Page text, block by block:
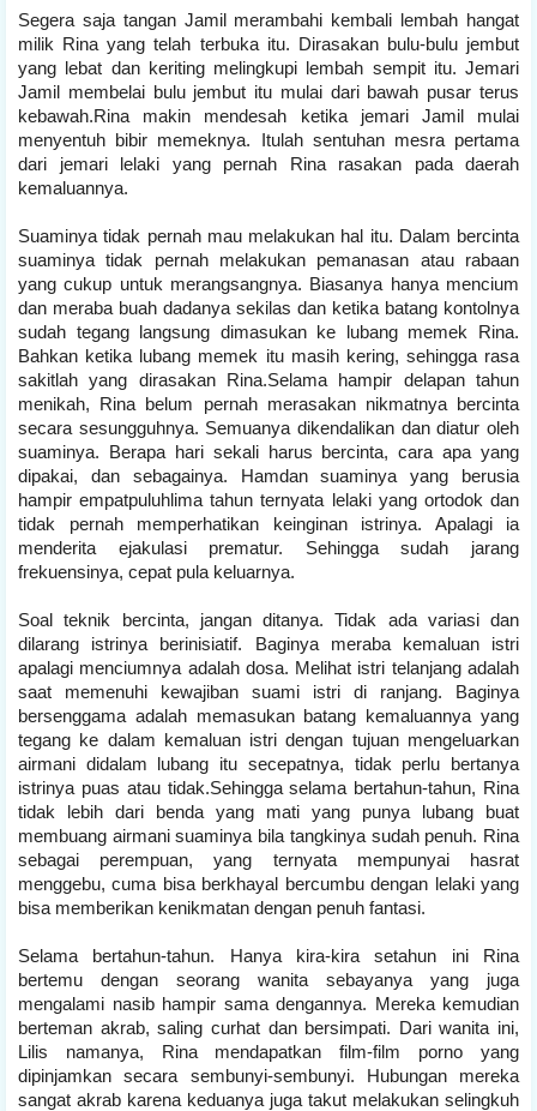
Segera saja tangan Jamil merambahi kembali lembah hangat
milik Rina yang telah terbuka itu. Dirasakan bulu-bulu jembut
yang lebat dan keriting melingkupi lembah sempit itu. Jemari
Jamil membelai bulu jembut itu mulai dari bawah pusar terus
kebawah.Rina makin mendesah ketika jemari Jamil mulai
menyentuh bibir memeknya. Itulah sentuhan mesra pertama
dari jemari lelaki yang pernah Rina rasakan pada daerah
kemaluannya.
Suaminya tidak pernah mau melakukan hal itu. Dalam bercinta
suaminya tidak pernah melakukan pemanasan atau rabaan
yang cukup untuk merangsangnya. Biasanya hanya mencium
dan meraba buah dadanya sekilas dan ketika batang kontolnya
sudah tegang langsung dimasukan ke lubang memek Rina.
Bahkan ketika lubang memek itu masih kering, sehingga rasa
sakitlah yang dirasakan Rina.Selama hampir delapan tahun
menikah, Rina belum pernah merasakan nikmatnya bercinta
secara sesungguhnya. Semuanya dikendalikan dan diatur oleh
suaminya. Berapa hari sekali harus bercinta, cara apa yang
dipakai, dan sebagainya. Hamdan suaminya yang berusia
hampir empatpuluhlima tahun ternyata lelaki yang ortodok dan
tidak pernah memperhatikan keinginan istrinya. Apalagi ia
menderita ejakulasi prematur. Sehingga sudah jarang
frekuensinya, cepat pula keluarnya.
Soal teknik bercinta, jangan ditanya. Tidak ada variasi dan
dilarang istrinya berinisiatif. Baginya meraba kemaluan istri
apalagi menciumnya adalah dosa. Melihat istri telanjang adalah
saat memenuhi kewajiban suami istri di ranjang. Baginya
bersenggama adalah memasukan batang kemaluannya yang
tegang ke dalam kemaluan istri dengan tujuan mengeluarkan
airmani didalam lubang itu secepatnya, tidak perlu bertanya
istrinya puas atau tidak.Sehingga selama bertahun-tahun, Rina
tidak lebih dari benda yang mati yang punya lubang buat
membuang airmani suaminya bila tangkinya sudah penuh. Rina
sebagai perempuan, yang ternyata mempunyai hasrat
menggebu, cuma bisa berkhayal bercumbu dengan lelaki yang
bisa memberikan kenikmatan dengan penuh fantasi.
Selama bertahun-tahun. Hanya kira-kira setahun ini Rina
bertemu dengan seorang wanita sebayanya yang juga
mengalami nasib hampir sama dengannya. Mereka kemudian
berteman akrab, saling curhat dan bersimpati. Dari wanita ini,
Lilis namanya, Rina mendapatkan film-film porno yang
dipinjamkan secara sembunyi-sembunyi. Hubungan mereka
sangat akrab karena keduanya juga takut melakukan selingkuh